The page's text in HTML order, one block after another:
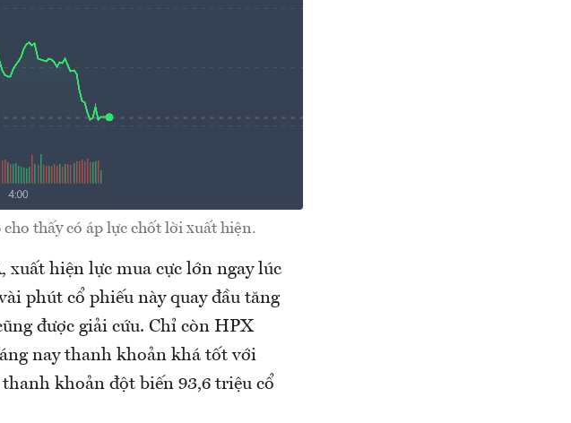
thấy có áp lực chốt lời xuất hiện.
xuất hiện lực mua cực lớn ngay lúc
phút cổ phiếu này quay đầu tăng
được giải cứu. Chỉ còn HPX
nay thanh khoản khá tốt với
khoản đột biến 93,6 triệu cổ